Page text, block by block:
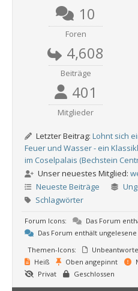
10
Foren
4,608
Beiträge
401
Mitglieder
Letzter Beitrag: Lohnt sich
Feuer und Wasser - ein
im Coselpalais (Bechstein
Unser neuestes Mitglied:
Neueste Beiträge
Schlagwörter
Forum Icons:
Das Forum
Das Forum enthält
Themen-Icons:
Heiß
Oben angepinnt
Privat
Geschlossen